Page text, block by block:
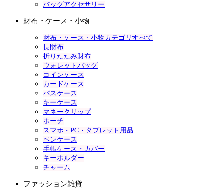
バッグアクセサリー
財布・ケース・小物
財布・ケース・小物カテゴリすべて
長財布
折りたたみ財布
ウォレットバッグ
コインケース
カードケース
パスケース
キーケース
マネークリップ
ポーチ
スマホ・PC・タブレット用品
ペンケース
手帳ケース・カバー
キーホルダー
チャーム
ファッション雑貨